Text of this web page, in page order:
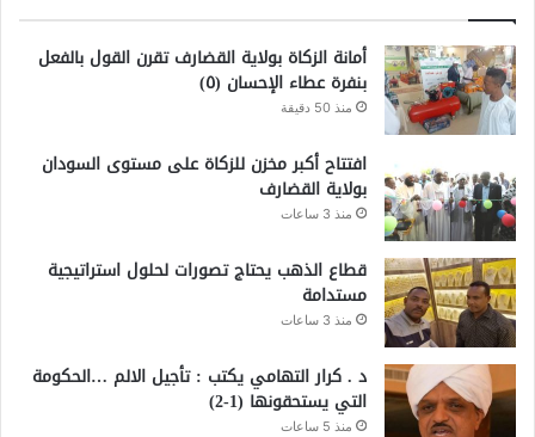
أمانة الزكاة بولاية القضارف تقرن القول بالفعل
بنفرة عطاء الإحسان (٥)
منذ 50 دقيقة
افتتاح أكبر مخزن للزكاة على مستوى السودان
بولاية القضارف
منذ 3 ساعات
قطاع الذهب يحتاج تصورات لحلول استراتيجية
مستدامة
منذ 3 ساعات
د . كرار التهامي يكتب : تأجيل الالم …الحكومة
التي يستحقونها (1-2)
منذ 5 ساعات